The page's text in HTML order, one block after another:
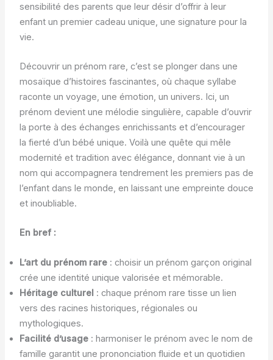
sensibilité des parents que leur désir d’offrir à leur
enfant un premier cadeau unique, une signature pour la
vie.
Découvrir un prénom rare, c’est se plonger dans une
mosaïque d’histoires fascinantes, où chaque syllabe
raconte un voyage, une émotion, un univers. Ici, un
prénom devient une mélodie singulière, capable d’ouvrir
la porte à des échanges enrichissants et d’encourager
la fierté d’un bébé unique. Voilà une quête qui mêle
modernité et tradition avec élégance, donnant vie à un
nom qui accompagnera tendrement les premiers pas de
l’enfant dans le monde, en laissant une empreinte douce
et inoubliable.
En bref :
L’art du prénom rare: choisir un prénom garçon original
crée une identité unique valorisée et mémorable.
Héritage culturel : chaque prénom rare tisse un lien
vers des racines historiques, régionales ou
mythologiques.
Facilité d’usage: harmoniser le prénom avec le nom de
famille garantit une prononciation fluide et un quotidien